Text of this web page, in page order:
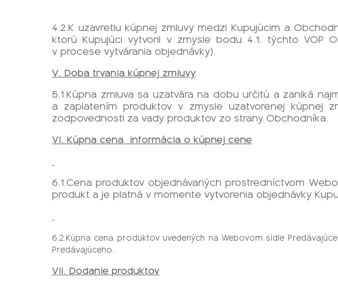
4.2.K uzavretiu kúpnej zmluvy medzi Kupujúcim a
ktorú Kupujúci vytvoril v zmysle bodu 4.1. týchto VOP
v procese vytvárania objednávky).
V. Doba trvania kúpnej zmluvy
5.1.Kúpna zmluva sa uzatvára na dobu určitú a zaniká
a zaplatením produktov v zmysle uzatvorenej kúpnej
zodpovednosti za vady produktov zo strany Obchodníka.
VI. Kúpna cena
informácia o kúpnej cene
6.1.Cena produktov objednávaných prostredníctvom
produkt a je platná v momente vytvorenia objednávky
6.2.Kúpna cena produktov uvedených na Webovom sídle
Predávajúceho.
VII. Dodanie produktov